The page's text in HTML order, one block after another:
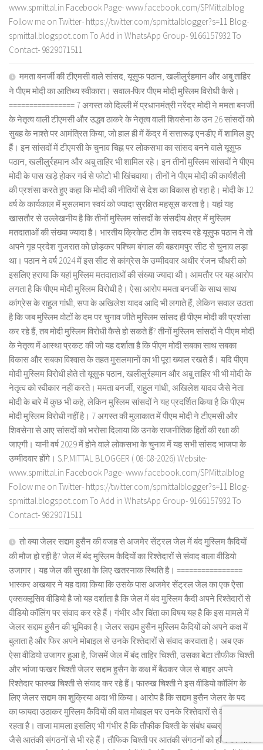
www.spmittal.in Facebook Page- www.facebook.com/SPMittalblog
Follow me on Twitter- https://twitter.com/spmittalblogger?s=11 Blog-
spmittal.blogspot.com To Add in WhatsApp Group- 9166157932 To
Contact- 9829071511
ममता बनर्जी की टीएमसी वाले सांसद, यूसुफ पठान, खलीलुर्रहमान और अबु ताहिर
ने पीएम मोदी का आतिथ्य स्वीकारा। सवाल-फिर पीएम मोदी मुस्लिम विरोधी कैसे।
================ 7 अगस्त को दिल्ली में प्रधानमंत्री नरेंद्र मोदी ने ममता बनर्जी
के नेतृत्व वाली टीएमसी और उद्धव ठाकरे के नेतृत्व वाली शिवसेना के उन 26 सांसदों को
सुबह के नाश्ते पर आमंत्रित किया, जो हाल ही में केंद्र में सत्तारूढ़ एनडीए में शामिल हुए
हैं। इन सांसदों में टीएमसी के चुनाव चिह्न पर लोकसभा का सांसद बनने वाले यूसुफ
पठान, खलीलुर्रहमान और अबु ताहिर भी शामिल रहे। इन तीनों मुस्लिम सांसदों ने पीएम
मोदी के पास खड़े होकर गर्व से फोटो भी खिंचवाया। तीनों ने पीएम मोदी की कार्यशैली
की प्रशंसा करते हुए कहा कि मोदी की नीतियों से देश का विकास हो रहा है। मोदी के 12
वर्ष के कार्यकाल में मुसलमान स्वयं को ज्यादा सुरक्षित महसूस करता है। यहां यह
खासतौर से उल्लेखनीय है कि तीनों मुस्लिम सांसदों के संसदीय क्षेत्र में मुस्लिम
मतदाताओं की संख्या ज्यादा है। भारतीय क्रिकेट टीम के सदस्य रहे यूसुफ पठान ने तो
अपने गृह प्रदेश गुजरात को छोड़कर पश्चिम बंगाल की बहरामपुर सीट से चुनाव लड़ा
था। पठान ने वर्ष 2024 में इस सीट से कांग्रेस के उम्मीदवार अधीर रंजन चौधरी को
इसलिए हराया कि यहां मुस्लिम मतदाताओं की संख्या ज्यादा थी। आमतौर पर यह आरोप
लगता है कि पीएम मोदी मुस्लिम विरोधी है। ऐसा आरोप ममता बनर्जी के साथ साथ
कांग्रेस के राहुल गांधी, सपा के अखिलेश यादव आदि भी लगाते हैं, लेकिन सवाल उठता
है कि जब मुस्लिम वोटों के दम पर चुनाव जीते मुस्लिम सांसद ही पीएम मोदी की प्रशंसा
कर रहे हैं, तब मोदी मुस्लिम विरोधी कैसे हो सकते हैं? तीनों मुस्लिम सांसदों ने पीएम मोदी
के नेतृत्व में आस्था प्रकट की जो यह दर्शाता है कि पीएम मोदी सबका साथ सबका
विकास और सबका विश्वास के तहत मुसलमानों का भी पूरा ख्याल रखते हैं। यदि पीएम
मोदी मुस्लिम विरोधी होते तो यूसुफ पठान, खलीलुर्रहमान और अबु ताहिर भी भी मोदी के
नेतृत्व को स्वीकार नहीं करते। ममता बनर्जी, राहुल गांधी, अखिलेश यादव जैसे नेता
मोदी के बारे में कुछ भी कहे, लेकिन मुस्लिम सांसदों ने यह प्रदर्शित किया है कि पीएम
मोदी मुस्लिम विरोधी नहीं है। 7 अगस्त की मुलाकात में पीएम मोदी ने टीएमसी और
शिवसेना से आए सांसदों को भरोसा दिलाया कि उनके राजनीतिक हितों की रक्षा की
जाएगी। यानी वर्ष 2029 में होने वाले लोकसभा के चुनाव में यह सभी सांसद भाजपा के
उम्मीदवार होंगे। S.P.MITTAL BLOGGER ( 08-08-2026) Website-
www.spmittal.in Facebook Page- www.facebook.com/SPMittalblog
Follow me on Twitter- https://twitter.com/spmittalblogger?s=11 Blog-
spmittal.blogspot.com To Add in WhatsApp Group- 9166157932 To
Contact- 9829071511
तो क्या जेलर सद्दाम हुसैन की वजह से अजमेर सेंट्रल जेल में बंद मुस्लिम कैदियों
की मौज हो रही है? जेल में बंद मुस्लिम कैदियों का रिश्तेदारों से संवाद वाला वीडियो
उजागर। यह जेल की सुरक्षा के लिए खतरनाक स्थिति है। ================
भास्कर अखबार ने यह दावा किया कि उसके पास अजमेर सेंट्रल जेल का एक ऐसा
एक्सक्लूसिव वीडियो है जो यह दर्शाता है कि जेल में बंद मुस्लिम कैदी अपने रिश्तेदारों से
वीडियो कॉलिंग पर संवाद कर रहे हैं। गंभीर और चिंता का विषय यह है कि इस मामले में
जेलर सद्दाम हुसैन की भूमिका है। जेलर सद्दाम हुसैन मुस्लिम कैदियों को अपने कक्ष में
बुलाता है और फिर अपने मोबाइल से उनके रिश्तेदारों से संवाद करवाता है। अब एक
ऐसा वीडियो उजागर हुआ है, जिसमें जेल में बंद ताहिर चिश्ती, उसका बेटा तौफीक चिश्ती
और भांजा फखर चिश्ती जेलर सद्दाम हुसैन के कक्ष में बैठकर जेल से बाहर अपने
रिश्तेदार फारुख चिश्ती से संवाद कर रहे हैं। फारुख चिश्ती ने इस वीडियो कॉलिंग के
लिए जेलर सद्दाम का शुक्रिया अदा भी किया। आरोप है कि सद्दाम हुसैन जेलर के पद
का फायदा उठाकर मुस्लिम कैदियों की बात मोबाइल पर उनके रिश्तेदारों से करवाता
रहता है। ताजा मामला इसलिए भी गंभीर है कि तौफीक चिश्ती के संबंध बब्बर खालसा
जैसे आतंकी संगठनों से भी रहे हैं। तौफिक चिश्ती पर आतंकी संगठनों को हथियार और